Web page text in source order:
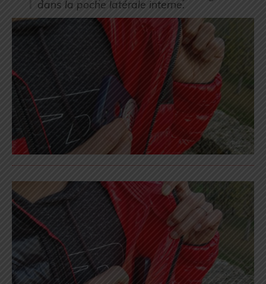
dans la poche latérale interne.